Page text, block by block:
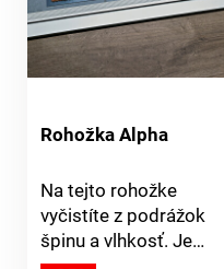
Rohožka Alpha
Na tejto rohožke
vyčistíte z podrážok
špinu a vlhkosť. Je